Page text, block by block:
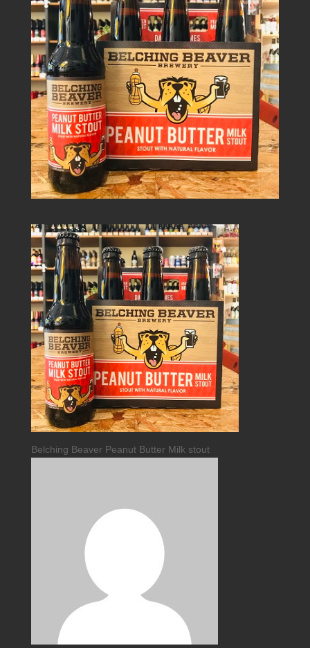
Belching Beaver Peanut Butter Milk stout